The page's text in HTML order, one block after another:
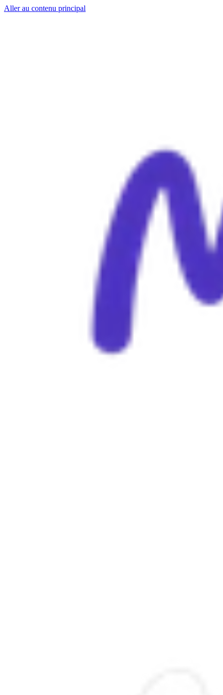
Aller au contenu principal